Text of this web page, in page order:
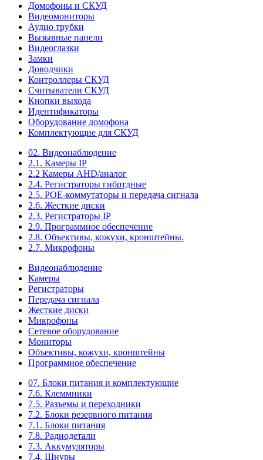
Домофоны и СКУД
Видеомониторы
Аудио трубки
Вызывные панели
Видеоглазки
Замки
Доводчики
Контроллеры СКУД
Считыватели СКУД
Кнопки выхода
Идентификаторы
Оборудование домофона
Комплектующие для СКУД
02. Видеонаблюдение
2.1. Камеры IP
2.2 Камеры AHD/аналог
2.4. Регистраторы гибртдные
2.5. РОЕ-коммутаторы и передача сигнала
2.6. Жесткие диски
2.3. Регистраторы IP
2.9. Программное обеспечение
2.8. Объективы, кожухи, кронштейны.
2.7. Микрофоны
Видеонаблюдение
Камеры
Регистраторы
Передача сигнала
Жесткие диски
Микрофоны
Сетевое оборудование
Мониторы
Объективы, кожухи, кронштейны
Программное обеспечение
07. Блоки питания и комплектующие
7.6. Клеммники
7.5. Разъемы и переходники
7.2. Блоки резервного питания
7.1. Блоки питания
7.8. Радиодетали
7.3. Аккумуляторы
7.4. Шнуры